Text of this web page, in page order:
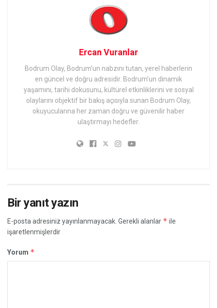
Ercan Vuranlar
Bodrum Olay, Bodrum'un nabzını tutan, yerel haberlerin
en güncel ve doğru adresidir. Bodrum'un dinamik
yaşamını, tarihi dokusunu, kültürel etkinliklerini ve sosyal
olaylarını objektif bir bakış açısıyla sunan Bodrum Olay,
okuyucularına her zaman doğru ve güvenilir haber
ulaştırmayı hedefler.
Bir yanıt yazın
E-posta adresiniz yayınlanmayacak. Gerekli alanlar * ile
işaretlenmişlerdir
Yorum *